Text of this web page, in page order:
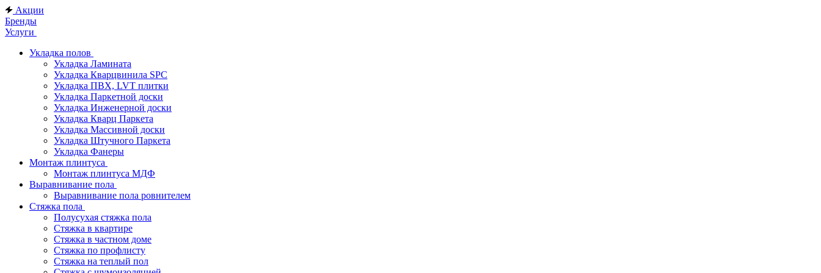
Акции
Бренды
Услуги
Укладка полов
Укладка Ламината
Укладка Кварцвинила SPC
Укладка ПВХ, LVT плитки
Укладка Паркетной доски
Укладка Инженерной доски
Укладка Кварц Паркета
Укладка Массивной доски
Укладка Штучного Паркета
Укладка Фанеры
Монтаж плинтуса
Монтаж плинтуса МДФ
Выравнивание пола
Выравнивание пола ровнителем
Стяжка пола
Полусухая стяжка пола
Стяжка в квартире
Стяжка в частном доме
Стяжка по профлисту
Стяжка на теплый пол